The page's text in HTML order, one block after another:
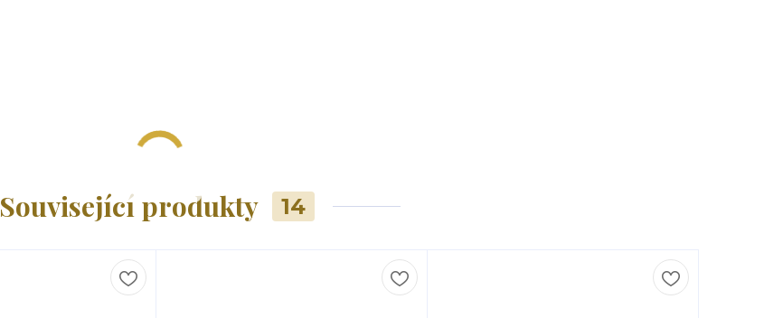
Související produkty 14